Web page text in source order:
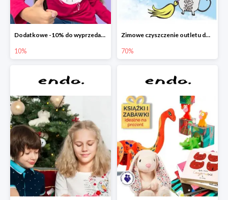
Dodatkowe -10% do wyprzedaży w Endo
10%
Zimowe czyszczenie outletu do -70%
70%